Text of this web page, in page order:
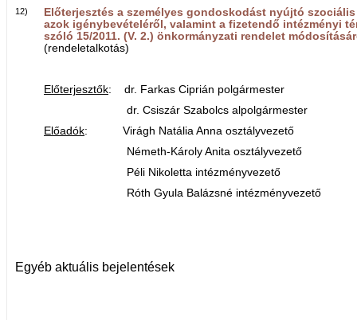
12)
Előterjesztés a személyes gondoskodást nyújtó
azok igénybevételéről, valamint a fizetendő intézményi
szóló 15/2011. (V. 2.) önkormányzati rendelet
(rendeletalkotás)
Előterjesztők: dr. Farkas Ciprián polgármester
dr. Csiszár Szabolcs alpolgármester
Előadók: Virágh Natália Anna osztályvezető
Németh-Károly Anita osztályvezető
Péli Nikoletta intézményvezető
Róth Gyula Balázsné intézményvezető
Egyéb aktuális bejelentések